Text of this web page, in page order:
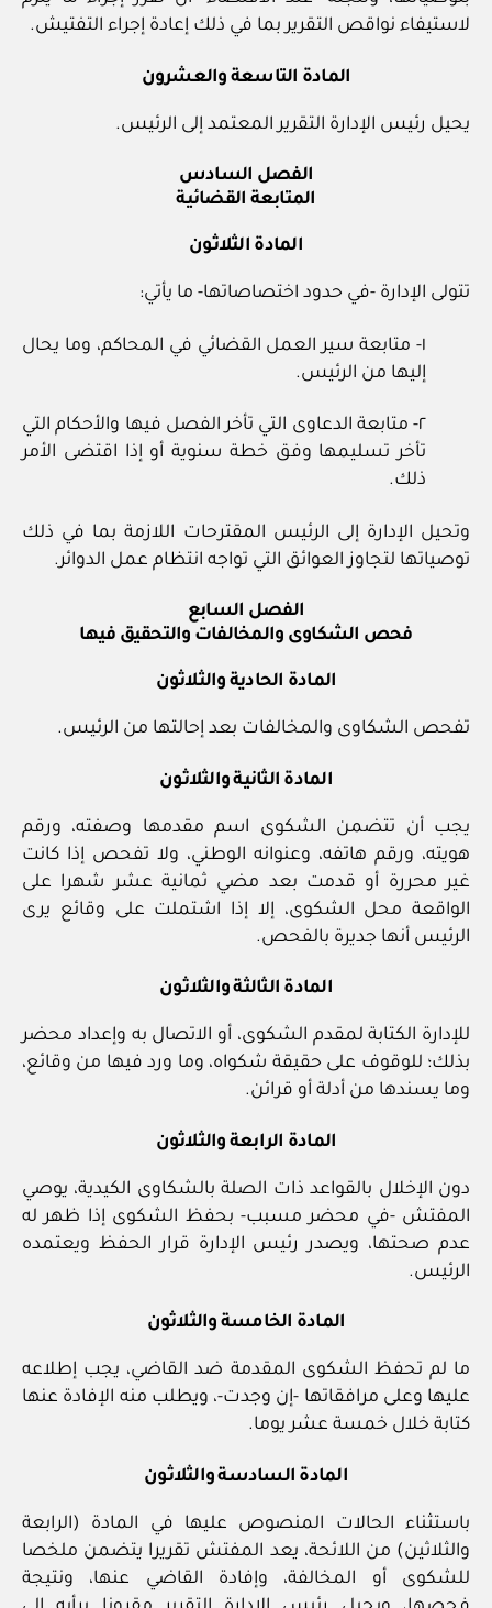
لاستيفاء نواقص التقرير بما في ذلك إعادة إجراء التفتيش.
المادة التاسعة والعشرون
يحيل رئيس الإدارة التقرير المعتمد إلى الرئيس.
الفصل السادس
المتابعة القضائية
المادة الثلاثون
تتولى الإدارة -في حدود اختصاصاتها- ما يأتي:
١- متابعة سير العمل القضائي في المحاكم، وما يحال
إليها من الرئيس.
٢- متابعة الدعاوى التي تأخر الفصل فيها والأحكام التي
تأخر تسليمها وفق خطة سنوية أو إذا اقتضى الأمر
ذلك.
وتحيل الإدارة إلى الرئيس المقترحات اللازمة بما في ذلك
توصياتها لتجاوز العوائق التي تواجه انتظام عمل الدوائر.
الفصل السابع
فحص الشكاوى والمخالفات والتحقيق فيها
المادة الحادية والثلاثون
تفحص الشكاوى والمخالفات بعد إحالتها من الرئيس.
المادة الثانية والثلاثون
يجب أن تتضمن الشكوى اسم مقدمها وصفته، ورقم
هويته، ورقم هاتفه، وعنوانه الوطني، ولا تفحص إذا كانت
غير محررة أو قدمت بعد مضي ثمانية عشر شهرا على
الواقعة محل الشكوى، إلا إذا اشتملت على وقائع يرى
الرئيس أنها جديرة بالفحص.
المادة الثالثة والثلاثون
للإدارة الكتابة لمقدم الشكوى، أو الاتصال به وإعداد محضر
بذلك؛ للوقوف على حقيقة شكواه، وما ورد فيها من وقائع،
وما يسندها من أدلة أو قرائن.
المادة الرابعة والثلاثون
دون الإخلال بالقواعد ذات الصلة بالشكاوى الكيدية، يوصي
المفتش -في محضر مسبب- بحفظ الشكوى إذا ظهر له
عدم صحتها، ويصدر رئيس الإدارة قرار الحفظ ويعتمده
الرئيس.
المادة الخامسة والثلاثون
ما لم تحفظ الشكوى المقدمة ضد القاضي، يجب إطلاعه
عليها وعلى مرافقاتها -إن وجدت-، ويطلب منه الإفادة عنها
كتابة خلال خمسة عشر يوما.
المادة السادسة والثلاثون
باستثناء الحالات المنصوص عليها في المادة (الرابعة
والثلاثين) من اللائحة، يعد المفتش تقريرا يتضمن ملخصا
للشكوى أو المخالفة، وإفادة القاضي عنها، ونتيجة